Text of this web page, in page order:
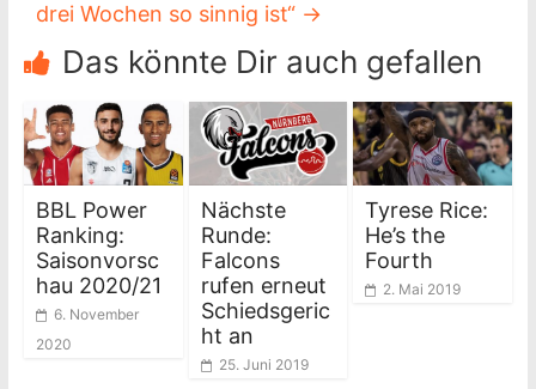
drei Wochen so sinnig ist“ →
Das könnte Dir auch gefallen
BBL Power
Ranking:
Saisonvorsc
hau 2020/21
6. November
2020
Nächste
Runde:
Falcons
rufen erneut
Schiedsgeric
ht an
25. Juni 2019
Tyrese Rice:
He’s the
Fourth
2. Mai 2019